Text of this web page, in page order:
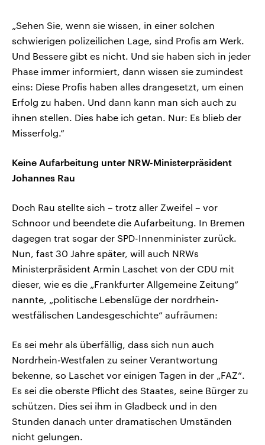
„Sehen Sie, wenn sie wissen, in einer solchen
schwierigen polizeilichen Lage, sind Profis am Werk.
Und Bessere gibt es nicht. Und sie haben sich in jeder
Phase immer informiert, dann wissen sie zumindest
eins: Diese Profis haben alles drangesetzt, um einen
Erfolg zu haben. Und dann kann man sich auch zu
ihnen stellen. Dies habe ich getan. Nur: Es blieb der
Misserfolg.“
Keine Aufarbeitung unter NRW-Ministerpräsident
Johannes Rau
Doch Rau stellte sich – trotz aller Zweifel – vor
Schnoor und beendete die Aufarbeitung. In Bremen
dagegen trat sogar der SPD-Innenminister zurück.
Nun, fast 30 Jahre später, will auch NRWs
Ministerpräsident Armin Laschet von der CDU mit
dieser, wie es die „Frankfurter Allgemeine Zeitung“
nannte, „politische Lebenslüge der nordrhein-
westfälischen Landesgeschichte“ aufräumen:
Es sei mehr als überfällig, dass sich nun auch
Nordrhein-Westfalen zu seiner Verantwortung
bekenne, so Laschet vor einigen Tagen in der „FAZ“.
Es sei die oberste Pflicht des Staates, seine Bürger zu
schützen. Dies sei ihm in Gladbeck und in den
Stunden danach unter dramatischen Umständen
nicht gelungen.